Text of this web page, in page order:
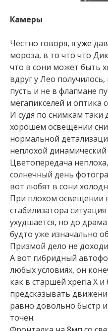
Камеры
Честно говоря, я уже
мороза, в то что что
что в сони может быть
вдруг у Лео
пусть и не в флагмане
мегапикселей и оптика
И судя по снимкам таки
хорошем освещении
нормальной
неплохой
Цветопередача
солнечный день
вот любят в сони
При плохом освещении
стабилизатора
ухудшается, но до
будто уже изначально
Призмой дело не
А вот гибридный
любых условиях, он
как в старшей xperia X
предсказывать
равно довольно быстр и
точен.